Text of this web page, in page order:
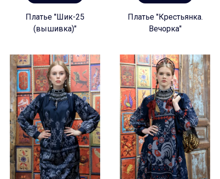
Платье "Шик-25
(вышивка)"
Платье "Крестьянка.
Вечорка"